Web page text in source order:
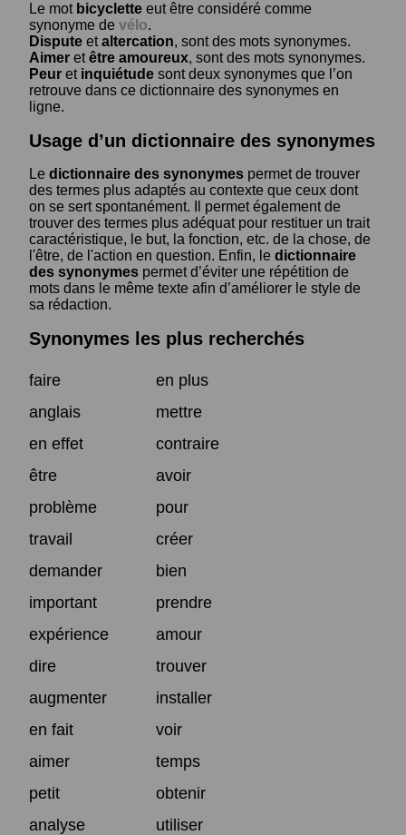
Le mot bicyclette eut être considéré comme
synonyme de vélo.
Dispute etaltercation, sont des mots synonymes.
Aimer etêtre amoureux, sont des mots synonymes.
Peur et inquiétude sont deux synonymes que l’on
retrouve dans ce dictionnaire des synonymes en
ligne.
Usage d’un dictionnaire des synonymes
Le dictionnaire des synonymes permet de trouver
des termes plus adaptés au contexte que ceux dont
on se sert spontanément. Il permet également de
trouver des termes plus adéquat pour restituer un trait
caractéristique, le but, la fonction, etc. de la chose, de
l'être, de l'action en question. Enfin, le dictionnaire
des synonymes permet d’éviter une répétition de
mots dans le même texte afin d’améliorer le style de
sa rédaction.
Synonymes les plus recherchés
faire
en plus
anglais
mettre
en effet
contraire
être
avoir
problème
pour
travail
créer
demander
bien
important
prendre
expérience
amour
dire
trouver
augmenter
installer
en fait
voir
aimer
temps
petit
obtenir
analyse
utiliser